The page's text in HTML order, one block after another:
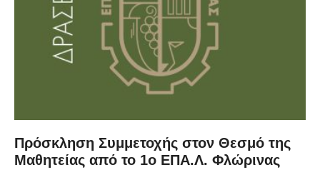
Πρόσκληση Συμμετοχής στον Θεσμό της
Μαθητείας από το 1ο ΕΠΑ.Λ. Φλώρινας